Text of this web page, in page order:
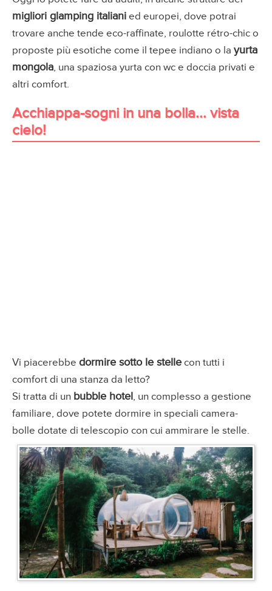
migliori glamping italiani ed europei, dove potrai
trovare anche tende eco-raffinate, roulotte rétro-chic o
proposte più esotiche come il tepee indiano o la yurta
mongola, una spaziosa yurta con wc e doccia privati e
altri comfort.
Acchiappa-sogni in una bolla... vista
cielo!
Vi piacerebbe dormire sotto le stelle con tutti i
comfort di una stanza da letto?
Si tratta di un bubble hotel, un complesso a gestione
familiare, dove potete dormire in speciali camera-
bolle dotate di telescopio con cui ammirare le stelle.